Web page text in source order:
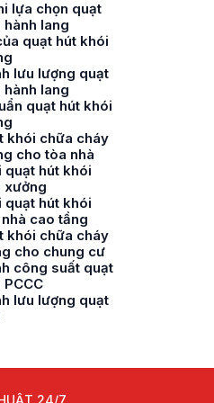
lựa chọn quạt
hành lang
quạt hút khói
lưu lượng quạt
hành lang
quạt hút khói
khói chữa cháy
cho tòa nhà
quạt hút khói
xưởng
quạt hút khói
cao tầng
khói chữa cháy
cho chung cư
công suất quạt
lưu lượng quạt
24/7